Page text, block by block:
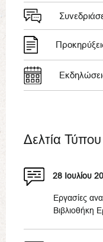
Δελτία Τύπου
28 Ιουλίου
Εργασίες
Βιβλιοθήκη